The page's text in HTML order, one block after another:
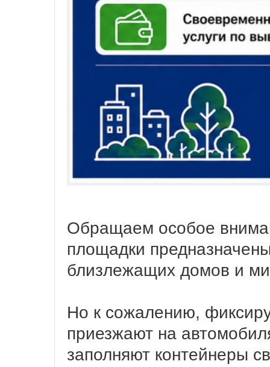
Обращаем особое
площадки
близлежащих домов и
Но к сожалению,
приезжают на
заполняют контейнеры